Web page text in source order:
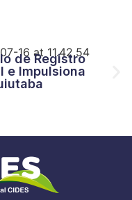
de Registro
e Impulsiona